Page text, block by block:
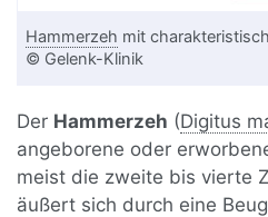
Hammerzeh mit
© Gelenk-Klinik
Der Hammerzeh (Digitus
angeborene oder
meist die zweite bis vierte
äußert sich durch eine